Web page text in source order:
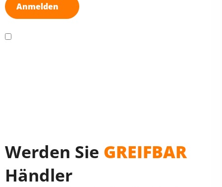
Anmelden
Werden Sie GREIFBAR
Händler